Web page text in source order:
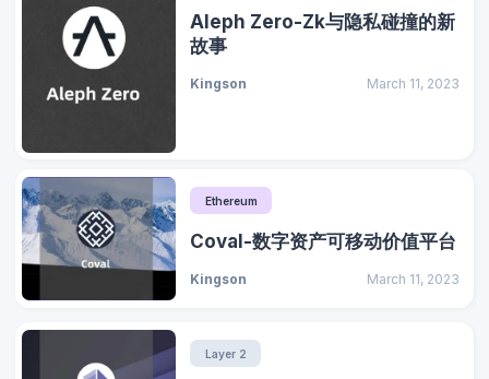
Aleph Zero-Zk与隐私碰撞的新
故事
Kingson March 11, 2023
Ethereum
Coval-数字资产可移动价值平台
Kingson March 11, 2023
Layer 2